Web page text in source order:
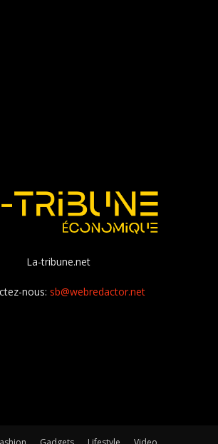
La-tribune.net
nous: sb@webredactor.net